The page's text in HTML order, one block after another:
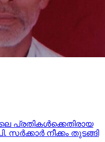
പ്രതികള്‍ക്കെതിരായ
സര്‍ക്കാര്‍ നീക്കം തുടങ്ങി